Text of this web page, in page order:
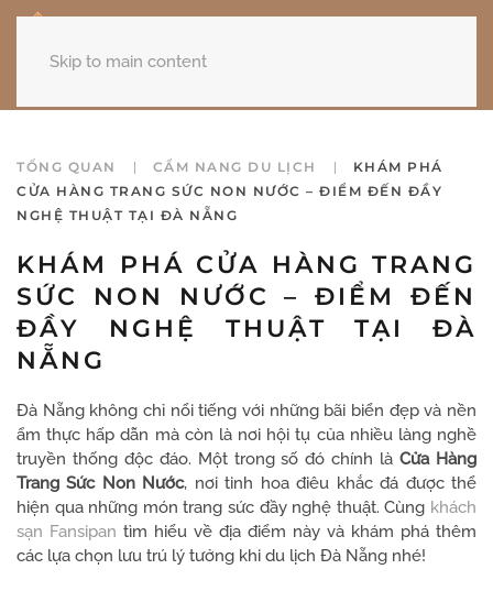
Skip to main content
TỔNG QUAN CẨM NANG DU LỊCH
KHÁM PHÁ
CỬA HÀNG TRANG SỨC NON NƯỚC – ĐIỂM ĐẾN ĐẦY
NGHỆ THUẬT TẠI ĐÀ NẴNG
KHÁM PHÁ CỬA HÀNG TRANG
SỨC NON NƯỚC – ĐIỂM ĐẾN
ĐẦY NGHỆ THUẬT TẠI ĐÀ
NẴNG
Đà Nẵng không chỉ nổi tiếng với những bãi biển đẹp và nền
ẩm thực hấp dẫn mà còn là nơi hội tụ của nhiều làng nghề
truyền thống độc đáo. Một trong số đó chính làCửa Hàng
Trang Sức Non Nước, nơi tinh hoa điêu khắc đá được thể
hiện qua những món trang sức đầy nghệ thuật. Cùng khách
sạn Fansipan tìm hiểu về địa điểm này và khám phá thêm
các lựa chọn lưu trú lý tưởng khi du lịch Đà Nẵng nhé!